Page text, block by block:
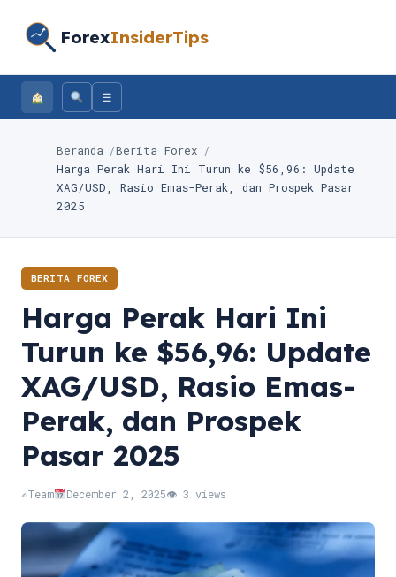
ForexInsiderTips
☰
Beranda
Berita Forex
Harga Perak Hari Ini Turun ke $56,96: Update
XAG/USD, Rasio Emas-Perak, dan Prospek Pasar
2025
BERITA FOREX
Harga Perak Hari Ini
Turun ke $56,96: Update
XAG/USD, Rasio Emas-
Perak, dan Prospek
Pasar 2025
✍️Team December 2, 2025👁 3 views